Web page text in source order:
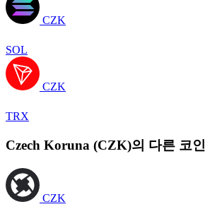
CZK
SOL
CZK
TRX
Czech Koruna (CZK)의 다른 코인
CZK